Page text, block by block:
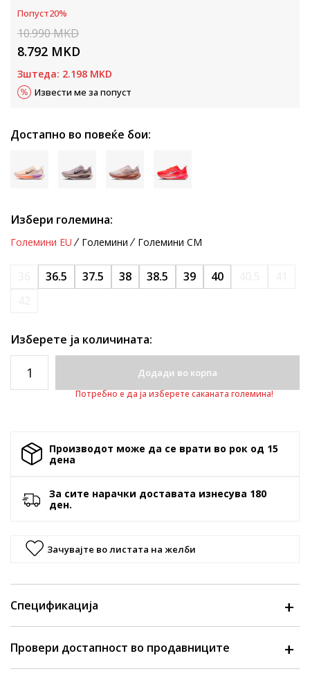
Попуст20%
10.990MKD
8.792 MKD
Зштеда: 2.198 MKD
Извести ме за попуст
Достапно во повеќе бои:
Избери големина:
Големини EU Големини Големини CM
36.5 37.5 38 38.5 39 40
Изберете ја количината:
Додади во корпа
Потребно е да ја изберете саканата големина!
Производот може да се врати во рок од 15
денa
За сите нарачки доставата изнесува 180
ден.
Зачувајте во листата на желби
Спецификација
Провери достапност во продавниците